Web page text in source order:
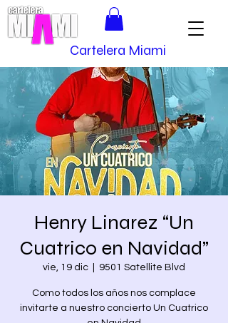
Cartelera Miami
Henry Linarez “Un
Cuatrico en Navidad”
vie, 19 dic 9501 Satellite Blvd
Como todos los años nos complace
invitarte a nuestro concierto Un Cuatrico